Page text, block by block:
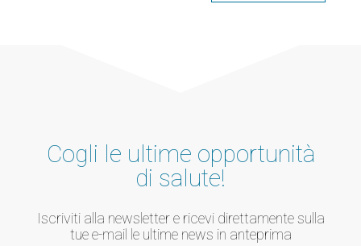
Cogli le ultime opportunità
di salute!
Iscriviti alla newsletter e ricevi direttamente sulla
tue e-mail le ultime news in anteprima